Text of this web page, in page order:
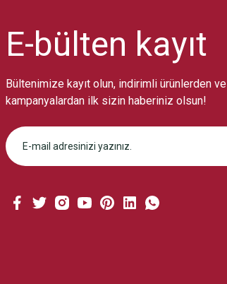
Bu ürüne benzer farklı alternatifler olmalı.
E-bülten kayıt
Bültenimize kayıt olun, indirimli ürünlerden ve
kampanyalardan ilk sizin haberiniz olsun!